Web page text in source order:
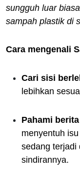
sungguh luar
sampah plastik di
Cara mengenali
Cari sisi
lebihkan
Pahami
menyentuh
sedang terjadi
sindirannya.